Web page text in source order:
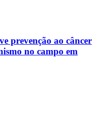
prevenção ao câncer
no campo em